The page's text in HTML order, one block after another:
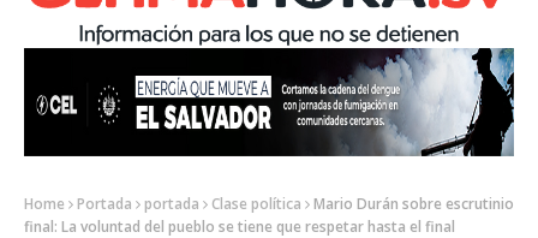
Home Portada portada Clase política
Mario Durán sobre escrutinio
final: La voluntad del pueblo se tiene que respetar hasta el final